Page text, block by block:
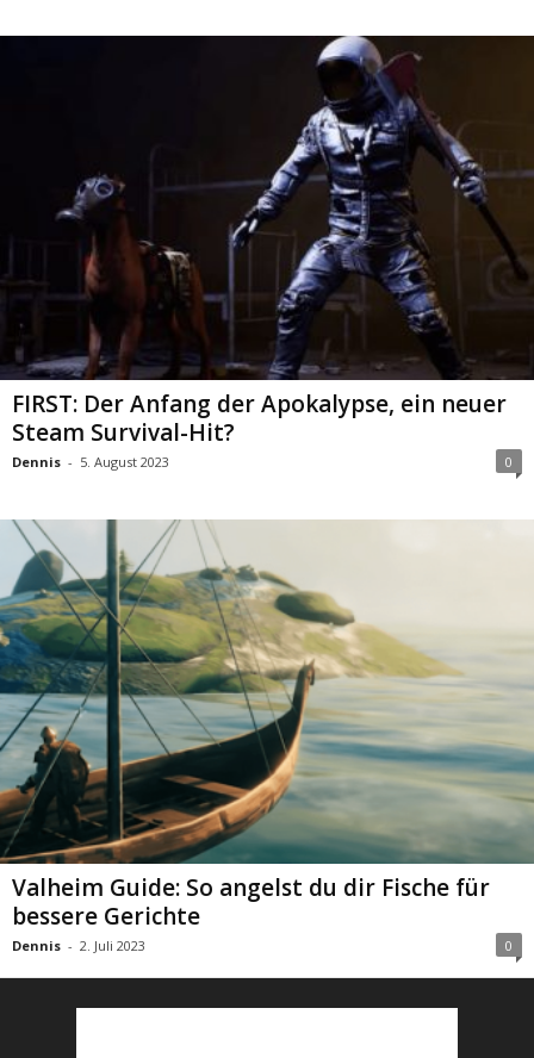
FIRST: Der Anfang der Apokalypse, ein neuer
Steam Survival-Hit?
Dennis - 5. August 2023 0
Valheim Guide: So angelst du dir Fische für
bessere Gerichte
Dennis - 2. Juli 2023 0